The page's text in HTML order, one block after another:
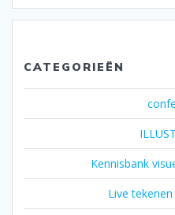
CATEGORIEËN
Kennisbank
Live